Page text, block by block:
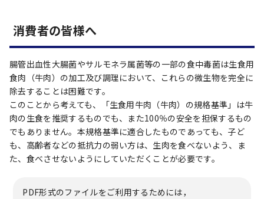
消費者の皆様へ
腸管出血性大腸菌やサルモネラ属菌等の一部の食中毒菌は生食用
食肉（牛肉）の加工及び調理において、これらの微生物を完全に
除去することは困難です。
このことから考えても、「生食用牛肉（牛肉）の規格基準」は牛
肉の生食を推奨するものでも、また100％の安全を担保するもの
でもありません。本規格基準に適合したものであっても、子ど
も、高齢者などの抵抗力の弱い方は、生肉を食べないよう、ま
た、食べさせないようにしていただくことが必要です。
PDF形式のファイルをご利用するためには，